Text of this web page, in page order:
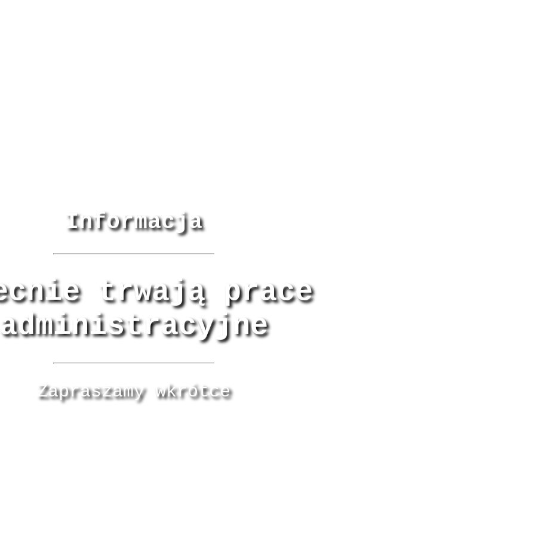
Informacja
trwają prace
administracyjne
Zapraszamy wkrótce